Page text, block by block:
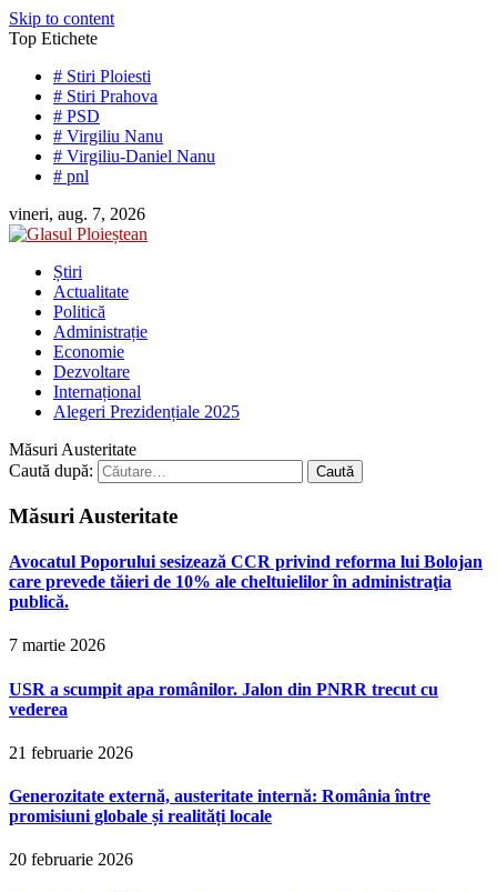
Skip to content
Top Etichete
# Stiri Ploiesti
# Stiri Prahova
# PSD
# Virgiliu Nanu
# Virgiliu-Daniel Nanu
# pnl
vineri, aug. 7, 2026
Știri
Actualitate
Politică
Administrație
Economie
Dezvoltare
Internațional
Alegeri Prezidențiale 2025
Măsuri Austeritate
Caută după:
Măsuri Austeritate
Avocatul Poporului sesizează CCR privind reforma lui Bolojan
care prevede tăieri de 10% ale cheltuielilor în administraţia
publică.
7 martie 2026
USR a scumpit apa românilor. Jalon din PNRR trecut cu
vederea
21 februarie 2026
Generozitate externă, austeritate internă: România între
promisiuni globale și realități locale
20 februarie 2026